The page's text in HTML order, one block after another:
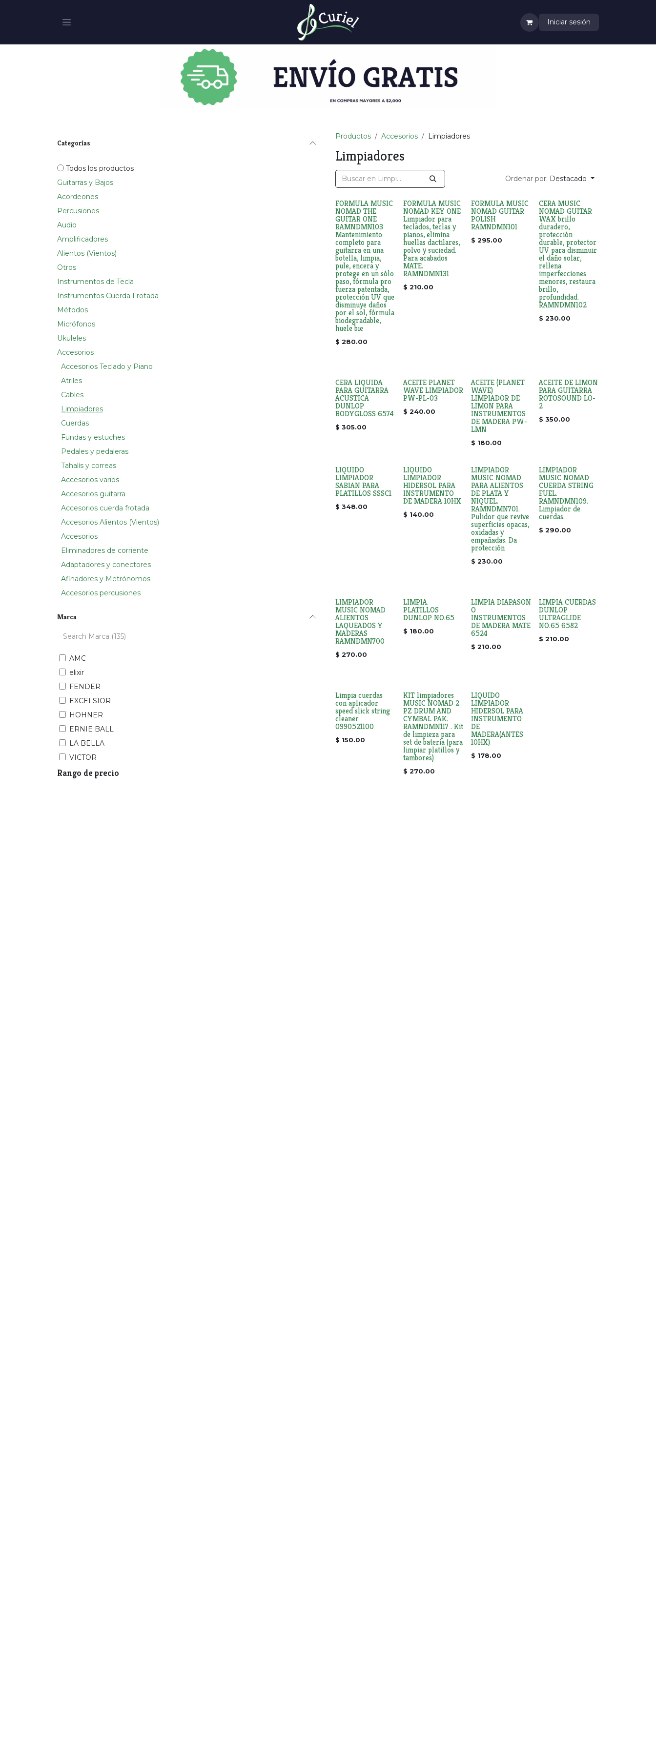
Iniciar sesión
Categorías
Todos los productos
Guitarras y Bajos
Acordeones
Percusiones
Audio
Amplificadores
Alientos (Vientos)
Otros
Instrumentos de Tecla
Instrumentos Cuerda Frotada
Métodos
Micrófonos
Ukuleles
Accesorios
Accesorios Teclado y Piano
Atriles
Cables
Limpiadores
Cuerdas
Fundas y estuches
Pedales y pedaleras
Tahalís y correas
Accesorios varios
Accesorios guitarra
Accesorios cuerda frotada
Accesorios Alientos (Vientos)
Accesorios
Eliminadores de corriente
Adaptadores y conectores
Afinadores y Metrónomos
Accesorios percusiones
Marca
AMC
elixir
FENDER
EXCELSIOR
HOHNER
ERNIE BALL
LA BELLA
VICTOR
PLASTICOVER
Rango de precio
Productos Accesorios Limpiadores
Limpiadores
Ordenar por: Destacado
FORMULA MUSIC
NOMAD THE
GUITAR ONE
RAMNDMN103
Mantenimiento
completo para
guitarra en una
botella, limpia,
pule, encera y
protege en un sólo
paso, fórmula pro
fuerza patentada,
protección UV que
disminuye daños
por el sol, fórmula
biodegradable,
huele bie
$ 280.00
FORMULA MUSIC
NOMAD KEY ONE
Limpiador para
teclados, teclas y
pianos, elimina
huellas dactilares,
polvo y suciedad.
Para acabados
MATE.
RAMNDMN131
$ 210.00
FORMULA MUSIC
NOMAD GUITAR
POLISH
RAMNDMN101
$ 295.00
CERA MUSIC
NOMAD GUITAR
WAX brillo
duradero,
protección
durable, protector
UV para disminuir
el daño solar,
rellena
imperfecciones
menores, restaura
brillo,
profundidad.
RAMNDMN102
$ 230.00
CERA LIQUIDA
PARA GUITARRA
ACUSTICA
DUNLOP
BODYGLOSS 6574
$ 305.00
ACEITE PLANET
WAVE LIMPIADOR
PW-PL-03
$ 240.00
ACEITE (PLANET
WAVE)
LIMPIADOR DE
LIMON PARA
INSTRUMENTOS
DE MADERA PW-
LMN
$ 180.00
ACEITE DE LIMON
PARA GUITARRA
ROTOSOUND LO-
2
$ 350.00
LIQUIDO
LIMPIADOR
SABIAN PARA
PLATILLOS SSSC1
$ 348.00
LIQUIDO
LIMPIADOR
HIDERSOL PARA
INSTRUMENTO
DE MADERA 10HX
$ 140.00
LIMPIADOR
MUSIC NOMAD
PARA ALIENTOS
DE PLATA Y
NIQUEL.
RAMNDMN701.
Pulidor que revive
superficies opacas,
oxidadas y
empañadas. Da
protección
$ 230.00
LIMPIADOR
MUSIC NOMAD
CUERDA STRING
FUEL.
RAMNDMN109.
Limpiador de
cuerdas.
$ 290.00
LIMPIADOR
MUSIC NOMAD
ALIENTOS
LAQUEADOS Y
MADERAS
RAMNDMN700
$ 270.00
LIMPIA.
PLATILLOS
DUNLOP NO.65
$ 180.00
LIMPIA DIAPASON
O
INSTRUMENTOS
DE MADERA MATE
6524
$ 210.00
LIMPIA CUERDAS
DUNLOP
ULTRAGLIDE
NO.65 6582
$ 210.00
Limpia cuerdas
con aplicador
speed slick string
cleaner
0990521100
$ 150.00
KIT limpiadores
MUSIC NOMAD 2
PZ DRUM AND
CYMBAL PAK.
RAMNDMN117 . Kit
de limpieza para
set de batería (para
limpiar platillos y
tambores)
$ 270.00
LIQUIDO
LIMPIADOR
HIDERSOL PARA
INSTRUMENTO
DE
MADERA(ANTES
10HX)
$ 178.00